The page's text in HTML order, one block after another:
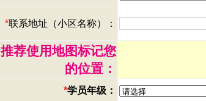
*联系地址（小区名称）：
推荐使用地图标记您
的位置：
*学员年级：